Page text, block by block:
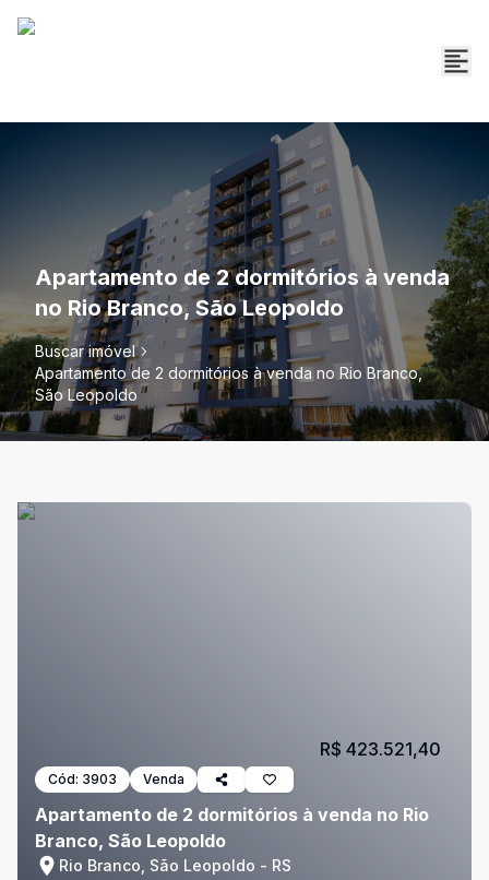
Apartamento de 2 dormitórios à venda
no Rio Branco, São Leopoldo
Buscar imóvel
Apartamento de 2 dormitórios à venda no Rio Branco,
São Leopoldo
Cód: 3903 Venda
Apartamento de 2 dormitórios à venda no Rio
Branco, São Leopoldo
Rio Branco, São Leopoldo - RS
R$ 423.521,40